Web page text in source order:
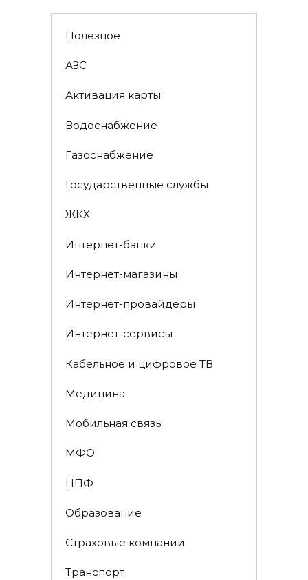
Полезное
АЗС
Активация карты
Водоснабжение
Газоснабжение
Государственные службы
ЖКХ
Интернет-банки
Интернет-магазины
Интернет-провайдеры
Интернет-сервисы
Кабельное и цифровое ТВ
Медицина
Мобильная связь
МФО
НПФ
Образование
Страховые компании
Транспорт